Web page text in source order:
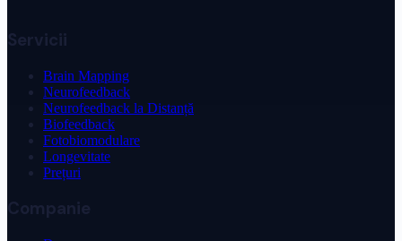
Servicii
Brain Mapping
Neurofeedback
Neurofeedback la Distanță
Biofeedback
Fotobiomodulare
Longevitate
Prețuri
Companie